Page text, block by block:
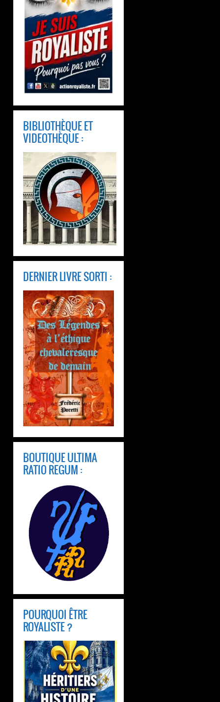
BIBLIOTHÈQUE ET
VIDEOTHÈQUE :
DERNIER LIVRE SORTI :
BOUTIQUE ULTIMA
RATIO REGUM :
POURQUOI ÊTRE
ROYALISTE ?